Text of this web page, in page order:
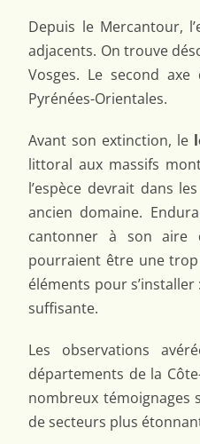
Depuis le Mercantour,
adjacents. On trouve
Vosges. Le second
Pyrénées-Orientales.
Avant son extinction, le
littoral aux massifs
l’espèce devrait dans
ancien domaine.
cantonner à son aire
pourraient être une
éléments pour
suffisante.
Les observations
départements de la
nombreux témoignages
de secteurs plus